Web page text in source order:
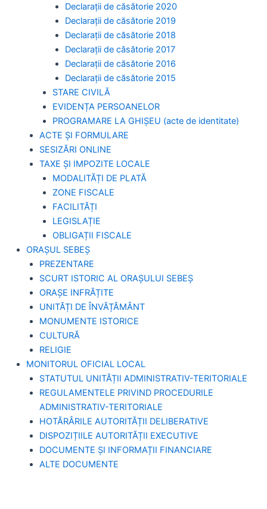
Declarații de căsătorie 2020
Declarații de căsătorie 2019
Declarații de căsătorie 2018
Declarații de căsătorie 2017
Declarații de căsătorie 2016
Declarații de căsătorie 2015
STARE CIVILĂ
EVIDENȚA PERSOANELOR
PROGRAMARE LA GHIȘEU (acte de identitate)
ACTE ȘI FORMULARE
SESIZĂRI ONLINE
TAXE ȘI IMPOZITE LOCALE
MODALITĂȚI DE PLATĂ
ZONE FISCALE
FACILITĂȚI
LEGISLAȚIE
OBLIGAȚII FISCALE
ORAȘUL SEBEȘ
PREZENTARE
SCURT ISTORIC AL ORAȘULUI SEBEȘ
ORAȘE INFRĂȚITE
UNITĂȚI DE ÎNVĂȚĂMÂNT
MONUMENTE ISTORICE
CULTURĂ
RELIGIE
MONITORUL OFICIAL LOCAL
STATUTUL UNITĂȚII ADMINISTRATIV-TERITORIALE
REGULAMENTELE PRIVIND PROCEDURILE
ADMINISTRATIV-TERITORIALE
HOTĂRÂRILE AUTORITĂȚII DELIBERATIVE
DISPOZIȚIILE AUTORITĂȚII EXECUTIVE
DOCUMENTE ȘI INFORMAȚII FINANCIARE
ALTE DOCUMENTE